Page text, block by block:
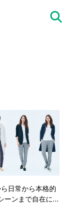
日常から本格的
ーンまで自在に...